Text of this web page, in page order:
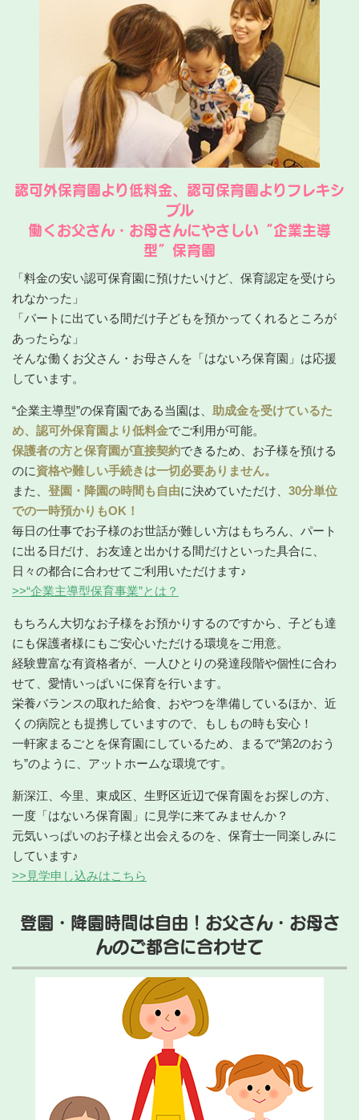
認可外保育園より低料金、認可保育園よりフレキシ
ブル
働くお父さん・お母さんにやさしい“企業主導
型”保育園
「料金の安い認可保育園に預けたいけど、保育認定を受けら
れなかった」
「パートに出ている間だけ子どもを預かってくれるところが
あったらな」
そんな働くお父さん・お母さんを「はないろ保育園」は応援
しています。
“企業主導型”の保育園である当園は、
助成金を受けているた
め、認可外保育園より低料金でご利用が可能。
保護者の方と保育園が直接契約できるため、お子様を預ける
のに資格や難しい手続きは一切必要ありません。
また、 登園・降園の時間も自由に決めていただけ、 30分単位
での一時預かりもOK！
毎日の仕事でお子様のお世話が難しい方はもちろん、パート
に出る日だけ、お友達と出かける間だけといった具合に、
日々の都合に合わせてご利用いただけます♪
>>“企業主導型保育事業”とは？
もちろん大切なお子様をお預かりするのですから、子ども達
にも保護者様にもご安心いただける環境をご用意。
経験豊富な有資格者が、一人ひとりの発達段階や個性に合わ
せて、愛情いっぱいに保育を行います。
栄養バランスの取れた給食、おやつを準備しているほか、近
くの病院とも提携していますので、もしもの時も安心！
一軒家まるごとを保育園にしているため、まるで“第2のおう
ち”のように、アットホームな環境です。
新深江、今里、東成区、生野区近辺で保育園をお探しの方、
一度「はないろ保育園」に見学に来てみませんか？
元気いっぱいのお子様と出会えるのを、保育士一同楽しみに
しています♪
>>見学申し込みはこちら
登園・降園時間は自由！お父さん・お母さ
んのご都合に合わせて